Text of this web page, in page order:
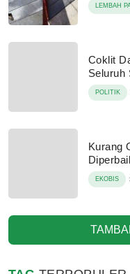
LEMBAH
Coklit
Seluruh
POLITIK
Kurang
EKOBIS